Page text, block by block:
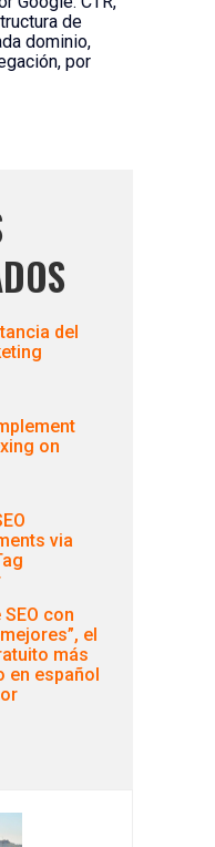
de
dominio,
por
del
on
via
SEO con
el
más
en español